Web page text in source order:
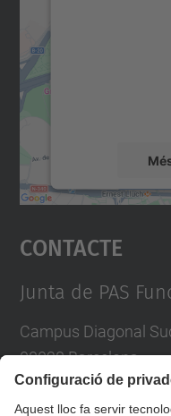
powered by
Contacte
Junta de PAS
Campus Diagonal
08028 Barcelona